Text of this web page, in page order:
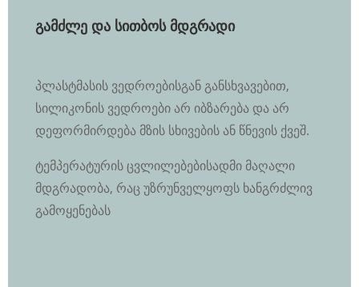
გამძლე და სითბოს მდგრადი
პლასტმასის ვედროებისგან განსხვავებით,
სილიკონის ვედროები არ იბზარება და არ
დეფორმირდება მზის სხივების ან წნევის ქვეშ.
ტემპერატურის ცვლილებებისადმი მაღალი
მდგრადობა, რაც უზრუნველყოფს ხანგრძლივ
გამოყენებას